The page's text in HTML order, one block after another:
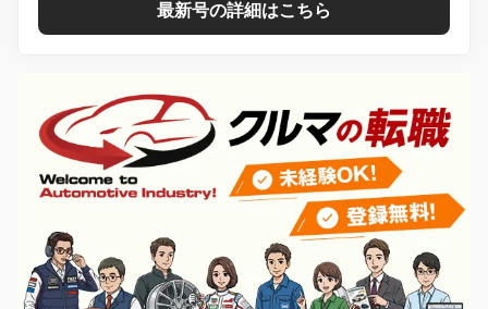
最新号の詳細はこちら